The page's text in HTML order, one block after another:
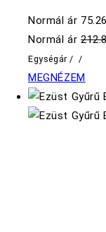
Normál ár
Normál ár
Egységár / /
MEGNÉZEM